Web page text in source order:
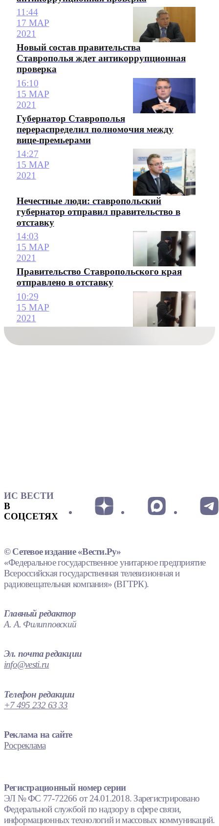
11:44
17 МАР
2021
Новый состав правительства
Ставрополья ждет антикоррупционная
проверка
16:10
15 МАР
2021
Губернатор Ставрополья
перераспределил полномочия между
вице-премьерами
14:27
15 МАР
2021
Нечестные люди: ставропольский
губернатор отправил правительство в
отставку
14:03
15 МАР
2021
Правительство Ставропольского края
отправлено в отставку
10:29
15 МАР
2021
ИС ВЕСТИ
В
СОЦСЕТЯХ
© Сетевое издание «Вести.Ру»
«Федеральное государственное унитарное предприятие
Всероссийская государственная телевизионная и
радиовещательная компания» (ВГТРК).
Главный редактор
А. А. Филипповский
Эл. почта редакции
info@vesti.ru
Телефон редакции
+7 495 232 63 33
Реклама на сайте
Росреклама
Регистрационный номер серии
ЭЛ № ФС 77-72266 от 24.01.2018. Зарегистрировано
Федеральной службой по надзору в сфере связи,
информационных технологий и массовых коммуникаций.